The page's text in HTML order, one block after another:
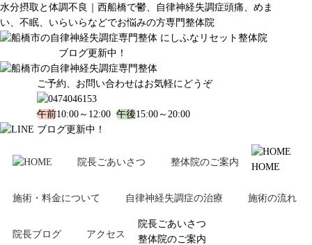
水分摂取と体調不良｜西船橋で鬱、自律神経失調症頭痛、めま
い、不眠、いらいらなどでお悩みの方専門整体院
ブログ更新中！
ご予約、お問い合わせはお気軽にどうぞ
午前10:00～12:00 午後15:00～20:00
ブログ更新中！
院長ごあいさつ 整体院のご案内
施術・料金について 自律神経失調症の治療 施術の流れ
院長ブログ アクセス
HOME
院長ごあいさつ
整体院のご案内